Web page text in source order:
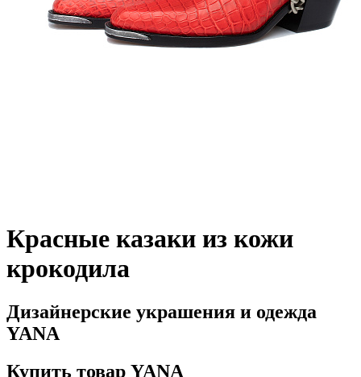
Красные казаки из кожи
крокодила
Дизайнерские украшения и одежда
YANA
Купить товар YANA